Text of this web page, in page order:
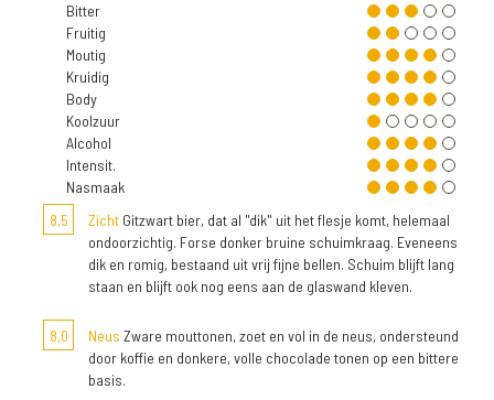
Bitter
Fruitig
Moutig
Kruidig
Body
Koolzuur
Alcohol
Intensit.
Nasmaak
8,5
Zicht Gitzwart bier, dat al "dik" uit het flesje komt, helemaal
ondoorzichtig. Forse donker bruine schuimkraag. Eveneens
dik en romig, bestaand uit vrij fijne bellen. Schuim blijft lang
staan en blijft ook nog eens aan de glaswand kleven.
8,0 Neus Zware mouttonen, zoet en vol in de neus, ondersteund
door koffie en donkere, volle chocolade tonen op een bittere
basis.